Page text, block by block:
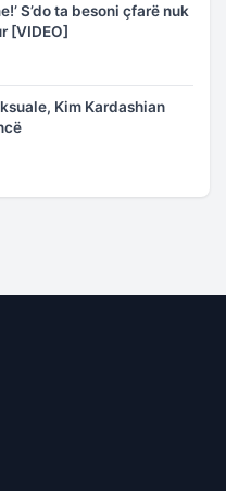
S’do ta besoni çfarë nuk
[VIDEO]
Kim Kardashian